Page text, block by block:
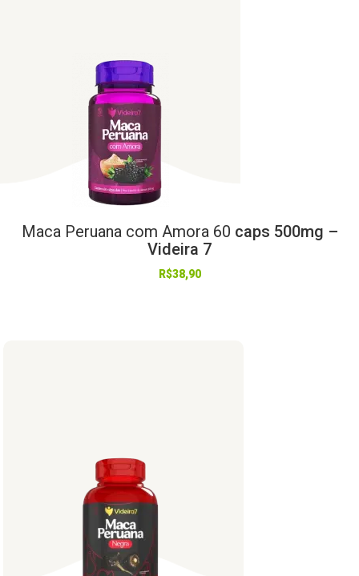
Maca Peruana com Amora 60 caps 500mg –
Videira 7
R$38,90